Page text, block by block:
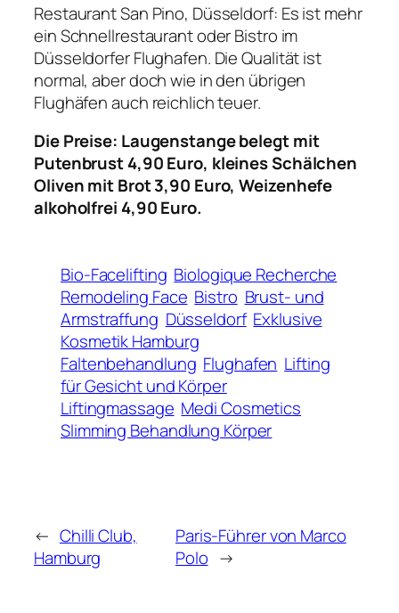
Restaurant San Pino, Düsseldorf: Es ist mehr
ein Schnellrestaurant oder Bistro im
Düsseldorfer Flughafen. Die Qualität ist
normal, aber doch wie in den übrigen
Flughäfen auch reichlich teuer.
Die Preise: Laugenstange belegt mit
Putenbrust 4,90 Euro, kleines Schälchen
Oliven mit Brot 3,90 Euro, Weizenhefe
alkoholfrei 4,90 Euro.
Bio-Facelifting Biologique Recherche
Remodeling Face Bistro Brust- und
Armstraffung Düsseldorf Exklusive
Kosmetik Hamburg
Faltenbehandlung Flughafen Lifting
für Gesicht und Körper
Liftingmassage Medi Cosmetics
Slimming Behandlung Körper
← Chilli Club,
Hamburg
Paris-Führer von Marco
Polo →